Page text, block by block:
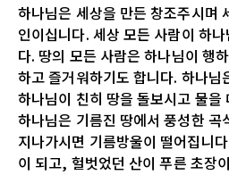
하나님은 세상을 만든 창조주시며
인이십니다. 세상 모든 사람이 하
다. 땅의 모든 사람은 하나님이 행
하고 즐거워하기도 합니다. 하나님
하나님이 친히 땅을 돌보시고 물을
하나님은 기름진 땅에서 풍성한 곡
지나가시면 기름방울이 떨어집니
이 되고, 헐벗었던 산이 푸른 초장